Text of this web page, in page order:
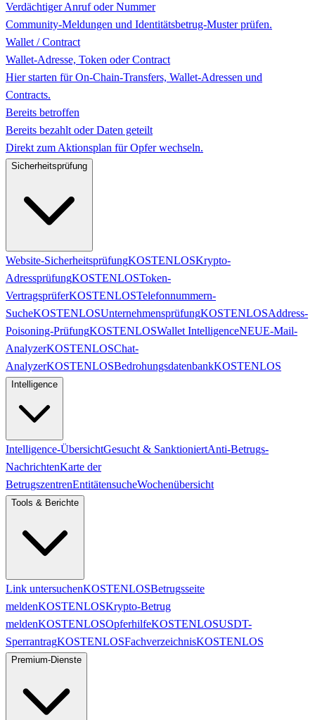
Verdächtiger Anruf oder Nummer
Community-Meldungen und Identitätsbetrug-Muster prüfen.
Wallet / Contract
Wallet-Adresse, Token oder Contract
Hier starten für On-Chain-Transfers, Wallet-Adressen und
Contracts.
Bereits betroffen
Bereits bezahlt oder Daten geteilt
Direkt zum Aktionsplan für Opfer wechseln.
Sicherheitsprüfung
Website-SicherheitsprüfungKOSTENLOSKrypto-
AdressprüfungKOSTENLOSToken-
VertragsprüferKOSTENLOSTelefonnummern-
SucheKOSTENLOSUnternehmensprüfungKOSTENLOSAddress-
Poisoning-PrüfungKOSTENLOSWallet IntelligenceNEUE-Mail-
AnalyzerKOSTENLOSChat-
AnalyzerKOSTENLOSBedrohungsdatenbankKOSTENLOS
Intelligence
Intelligence-ÜbersichtGesucht & SanktioniertAnti-Betrugs-
NachrichtenKarte der
BetrugszentrenEntitätensucheWochenübersicht
Tools & Berichte
Link untersuchenKOSTENLOSBetrugsseite
meldenKOSTENLOSKrypto-Betrug
meldenKOSTENLOSOpferhilfeKOSTENLOSUSDT-
SperrantragKOSTENLOSFachverzeichnisKOSTENLOS
Premium-Dienste